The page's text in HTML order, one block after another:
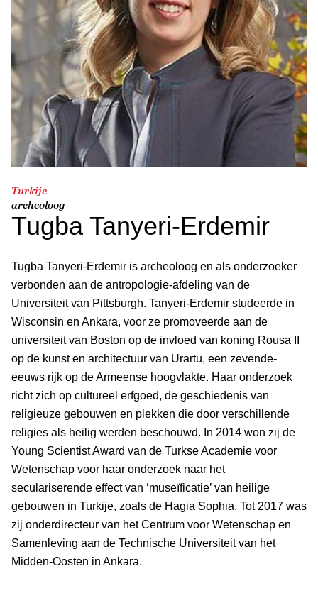
Turkije
archeoloog
Tugba Tanyeri-Erdemir
Tugba Tanyeri-Erdemir is archeoloog en als onderzoeker
verbonden aan de antropologie-afdeling van de
Universiteit van Pittsburgh. Tanyeri-Erdemir studeerde in
Wisconsin en Ankara, voor ze promoveerde aan de
universiteit van Boston op de invloed van koning Rousa II
op de kunst en architectuur van Urartu, een zevende-
eeuws rijk op de Armeense hoogvlakte. Haar onderzoek
richt zich op cultureel erfgoed, de geschiedenis van
religieuze gebouwen en plekken die door verschillende
religies als heilig werden beschouwd. In 2014 won zij de
Young Scientist Award van de Turkse Academie voor
Wetenschap voor haar onderzoek naar het
seculariserende effect van ‘museïficatie’ van heilige
gebouwen in Turkije, zoals de Hagia Sophia. Tot 2017 was
zij onderdirecteur van het Centrum voor Wetenschap en
Samenleving aan de Technische Universiteit van het
Midden-Oosten in Ankara.